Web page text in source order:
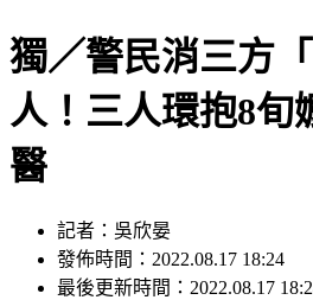
獨／警民消三方
人！三人環抱8旬
醫
記者：吳欣晏
發佈時間：2022.08.17 18:24
最後更新時間：2022.08.17